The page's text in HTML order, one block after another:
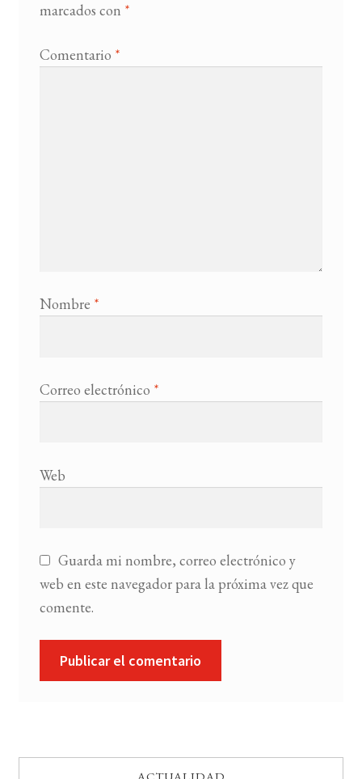
marcados con *
Comentario *
Nombre *
Correo electrónico *
Web
Guarda mi nombre, correo electrónico y
web en este navegador para la próxima vez que
comente.